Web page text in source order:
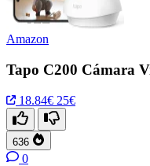
Amazon
Tapo C200 Cámara
18.84€ 25€
636
0